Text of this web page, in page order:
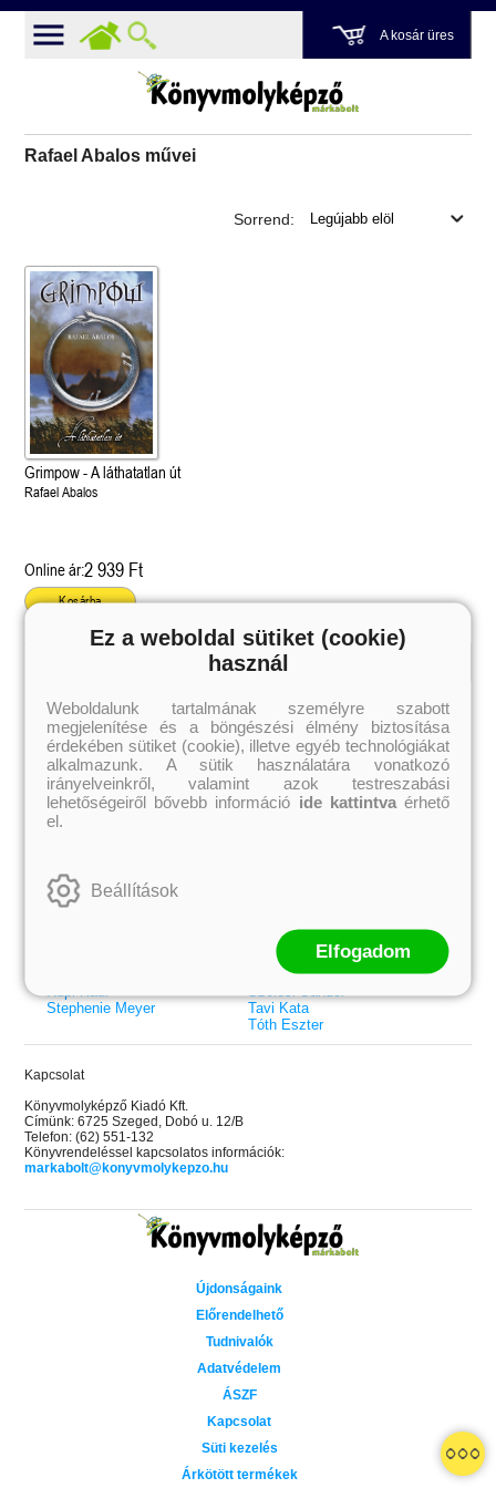
A kosár üres
Rafael Abalos művei
Grace and Glory - Kegyelem és
dicsőség (Az Előhírnök-trilógia
Különleges éldekorált kiadás!
Bad Girl Reputation
lány (Avalon Bay 2.)
Elle Kennedy
Sorrend:
Grimpow - A láthatatlan út
Rafael Abalos
Online ár:2 939 Ft
Kosárba
Külföldiek
Brigid Kemmerer
Cassandra Clare
Colleen Hoover
Elle Kennedy
Erin Watt
Holly Webb
Jenny Han
Leigh Bardugo
Maggie Stiefvater
Rupi Kaur
Stephenie Meyer
Magyarok
Ashley Carrigan
Benina
Bessenyei Gábor
Bodor Attila
Böszörményi Gyula
Rácz-Stefán Tibor
Róbert Katalin
Spirit Bliss
Szélesi Sándor
Tavi Kata
Tóth Eszter
Kapcsolat
Könyvmolyképző Kiadó Kft.
Címünk: 6725 Szeged, Dobó u. 12/B
Telefon: (62) 551-132
Könyvrendeléssel kapcsolatos információk:
markabolt@konyvmolykepzo.hu
Újdonságaink
Előrendelhető
Tudnivalók
Adatvédelem
ÁSZF
Kapcsolat
Süti kezelés
Árkötött termékek
Ez a weboldal sütiket (cookie)
használ
Weboldalunk tartalmának személyre szabott
megjelenítése és a böngészési élmény biztosítása
érdekében sütiket (cookie), illetve egyéb technológiákat
alkalmazunk. A sütik használatára vonatkozó
irányelveinkről, valamint azok testreszabási
lehetőségeiről bővebb információ ide kattintvaérhető
el.
Beállítások
Elfogadom